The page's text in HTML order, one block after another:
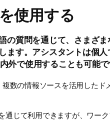
使用する
の質問を通じて、さまざ
ます。アシスタントは個
外で使用することも可能で
数の情報ソースを活用した
通じて利用できますが、ワー